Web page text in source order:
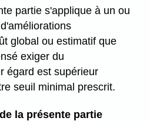
partie s'applique à un ou
global ou estimatif que
exiger du
égard est supérieur
seuil minimal prescrit.
la présente partie